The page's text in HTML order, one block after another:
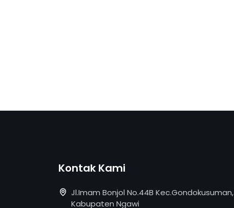
Kontak Kami
Jl.Imam Bonjol No.44B Kec.Gondokusuman,
Kabupaten Ngawi